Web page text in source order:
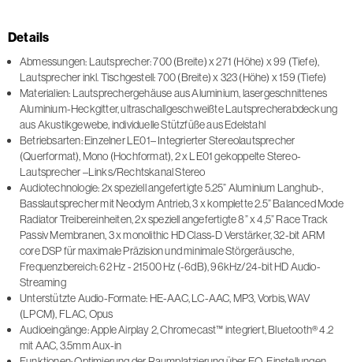
Details
Abmessungen: Lautsprecher: 700 (Breite) x 271 (Höhe) x 99 (Tiefe),
Lautsprecher inkl. Tischgestell: 700 (Breite) x 323 (Höhe) x 159 (Tiefe)
Materialien: Lautsprechergehäuse aus Aluminium, lasergeschnittenes
Aluminium-Heckgitter, ultraschallgeschweißte Lautsprecherabdeckung
aus Akustikgewebe, individuelle Stützfüße aus Edelstahl
Betriebsarten: Einzelner LE01– Integrierter Stereolautsprecher
(Querformat), Mono (Hochformat), 2 x LE01 gekoppelte Stereo-
Lautsprecher –Links/Rechtskanal Stereo
Audiotechnologie: 2x speziell angefertigte 5.25” Aluminium Langhub-,
Basslautsprecher mit Neodym Antrieb, 3 x komplette 2.5” Balanced Mode
Radiator Treibereinheiten, 2x speziell angefertigte 8” x 4,5” Race Track
Passiv Membranen, 3 x monolithic HD Class-D Verstärker, 32-bit ARM
core DSP für maximale Präzision und minimale Störgeräusche,
Frequenzbereich: 62 Hz - 21500 Hz (-6dB), 96kHz/24-bit HD Audio-
Streaming
Unterstützte Audio-Formate: HE-AAC, LC-AAC, MP3, Vorbis, WAV
(LPCM), FLAC, Opus
Audioeingänge: Apple Airplay 2, Chromecast™ integriert, Bluetooth® 4.2
mit AAC, 3.5mm Aux-in